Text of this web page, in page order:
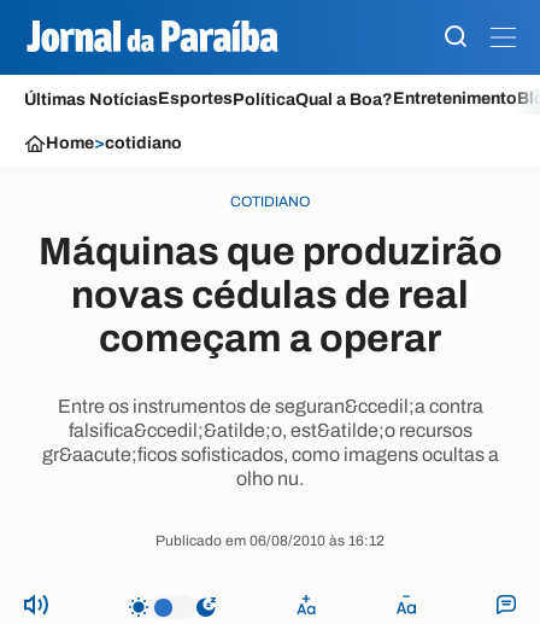
Últimas NotíciasEsportesPolíticaQual a Boa?Entretenimento
Home>cotidiano
COTIDIANO
Máquinas que produzirão
novas cédulas de real
começam a operar
Entre os instrumentos de seguran&ccedil;a contra
falsifica&ccedil;&atilde;o, est&atilde;o recursos
gr&aacute;ficos sofisticados, como imagens ocultas a
olho nu.
Publicado em 06/08/2010 às 16:12